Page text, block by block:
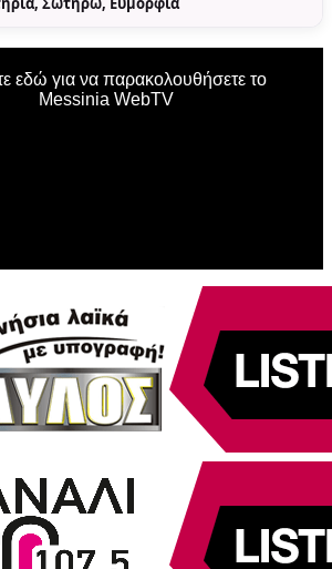
εδώ για να παρακολουθήσετε το
Messinia WebTV